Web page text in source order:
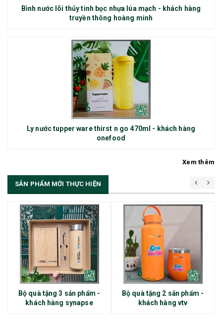
Bình nước lõi thủy tinh bọc nhựa lúa mạch - khách hàng
truyền thông hoàng minh
Ly nước tupper ware thirst n go 470ml - khách hàng
onefood
Xem thêm
SẢN PHẨM MỚI THỰC HIỆN
Bộ quà tặng 3 sản phẩm -
khách hàng synapse
Bộ quà tặng 2 sản phẩm -
khách hàng vtv